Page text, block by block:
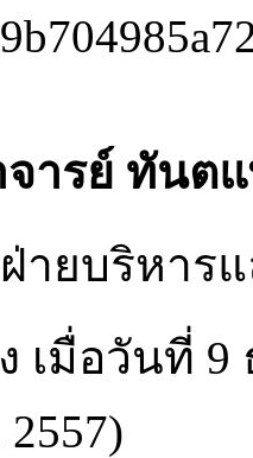
ารย์ ทันต
ายบริหาร
เมื่อวันที่ 9